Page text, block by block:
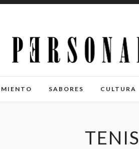
SABORES CULTURA
TENIS